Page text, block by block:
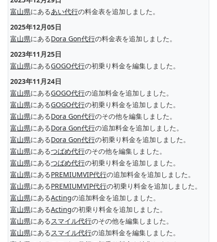
富山県にあるあい代行の料金表を追加しました。
2025年12月05日
富山県にあるDora Gon代行の料金表を追加しました。
2023年11月25日
富山県にあるGOGO代行の初乗り料金を編集しました。
2023年11月24日
富山県にあるGOGO代行の追加料金を追加しました。
富山県にあるGOGO代行の初乗り料金を追加しました。
富山県にあるDora Gon代行のその他を編集しました。
富山県にあるDora Gon代行の追加料金を追加しました。
富山県にあるDora Gon代行の初乗り料金を追加しました。
富山県にあるつばめ代行のその他を編集しました。
富山県にあるつばめ代行の初乗り料金を追加しました。
富山県にあるPREMIUMVIP代行の追加料金を追加しました。
富山県にあるPREMIUMVIP代行の初乗り料金を追加しました。
富山県にあるActingの追加料金を追加しました。
富山県にあるActingの初乗り料金を追加しました。
富山県にあるスマイル代行のその他を編集しました。
富山県にあるスマイル代行の追加料金を編集しました。